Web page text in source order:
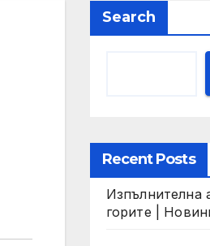
Search
Recent Posts
Изпълнителна
горите |